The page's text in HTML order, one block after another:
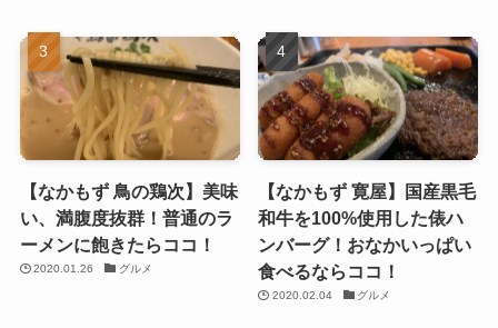
【なかもず 鳥の鶏次】美味
い、満腹度抜群！普通のラ
ーメンに飽きたらココ！
2020.01.26 グルメ
【なかもず 寛屋】国産黒毛
和牛を100%使用した俵ハ
ンバーグ！おなかいっぱい
食べるならココ！
2020.02.04 グルメ